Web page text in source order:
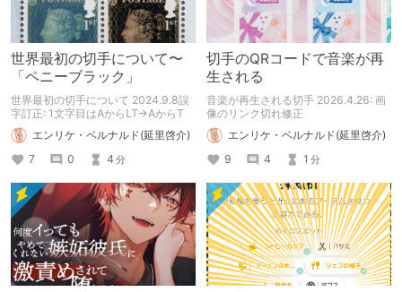
世界最初の切手について〜
「ペニーブラック」
世界最初の切手について 2024.9.8誤
字訂正: 1文字目はAからLT→AからT
エンリケ・ベルナルド(延里啓介)
7
0 4 分
切手のQRコードで音楽が再
生される
音楽が再生される切手 2026.4.26: 画
像のリンク切れ修正
エンリケ・ベルナルド(延里啓介)
9
4 1 分